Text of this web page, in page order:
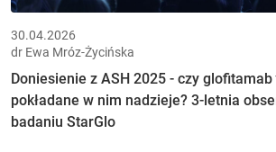
30.04.2026
dr Ewa Mróz-Życińska
Doniesienie z ASH 2025 - czy
pokładane w nim nadzieje? 3-letnia
badaniu StarGlo